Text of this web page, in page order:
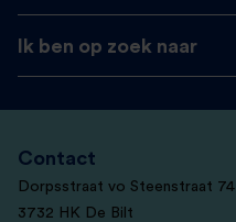
Ik ben op zoek naar
Contact
Dorpsstraat vo Steenstraat 74
3732 HK De Bilt